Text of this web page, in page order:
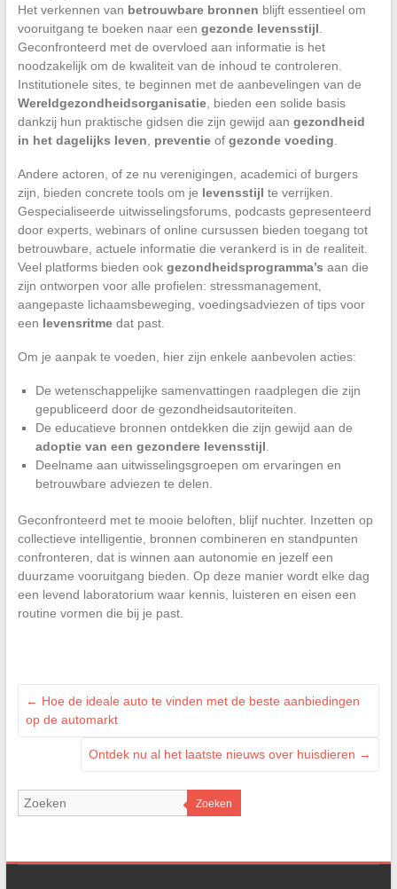
Het verkennen van betrouwbare bronnen blijft essentieel om
vooruitgang te boeken naar een gezonde levensstijl
Geconfronteerd met de overvloed aan informatie is het
noodzakelijk om de kwaliteit van de inhoud te controleren.
Institutionele sites, te beginnen met de aanbevelingen van de
Wereldgezondheidsorganisatie, bieden een solide basis
dankzij hun praktische gidsen die zijn gewijd aan gezondheid
in het dagelijks leven
preventieof gezonde voeding
Andere actoren, of ze nu verenigingen, academici of burgers
zijn, bieden concrete tools om je levensstijl te verrijken.
Gespecialiseerde uitwisselingsforums, podcasts gepresenteerd
door experts, webinars of online cursussen bieden toegang tot
betrouwbare, actuele informatie die verankerd is in de realiteit.
Veel platforms bieden ook gezondheidsprogramma’s aan die
zijn ontworpen voor alle profielen: stressmanagement,
aangepaste lichaamsbeweging, voedingsadviezen of tips voor
een levensritmedat past.
Om je aanpak te voeden, hier zijn enkele aanbevolen acties:
De wetenschappelijke samenvattingen raadplegen die zijn
gepubliceerd door de gezondheidsautoriteiten.
De educatieve bronnen ontdekken die zijn gewijd aan de
adoptie van een gezondere levensstijl
Deelname aan uitwisselingsgroepen om ervaringen en
betrouwbare adviezen te delen.
Geconfronteerd met te mooie beloften, blijf nuchter. Inzetten op
collectieve intelligentie, bronnen combineren en standpunten
confronteren, dat is winnen aan autonomie en jezelf een
duurzame vooruitgang bieden. Op deze manier wordt elke dag
een levend laboratorium waar kennis, luisteren en eisen een
routine vormen die bij je past.
← Hoe de ideale auto te vinden met de beste aanbiedingen
op de automarkt
Ontdek nu al het laatste nieuws over huisdieren →
Zoeken